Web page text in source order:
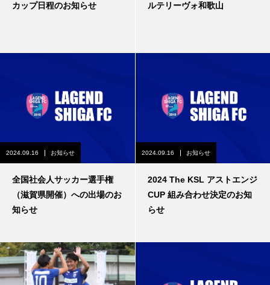
カップ日程のお知らせ
ルテリーヴォ和歌山
2024.09.16 お知らせ
全国社会人サッカー選手権
（滋賀県開催）への出場のお
知らせ
2024.09.16 お知らせ
2024 The KSL アストエンジ
CUP 組み合わせ決定のお知
らせ